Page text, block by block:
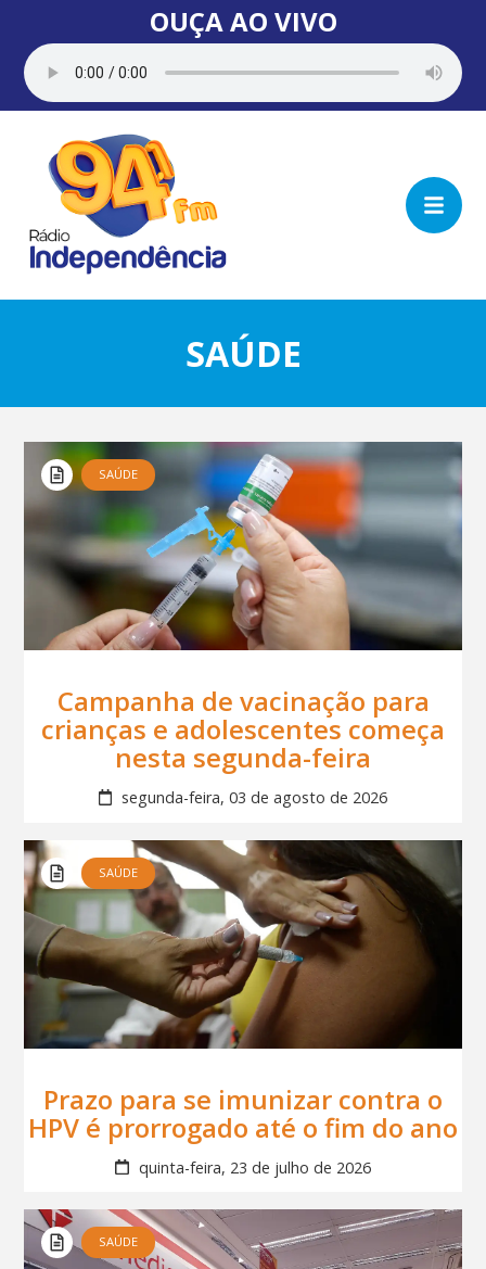
OUÇA AO VIVO
SAÚDE
SAÚDE
Campanha de vacinação para
crianças e adolescentes começa
nesta segunda-feira
segunda-feira, 03 de agosto de 2026
SAÚDE
Prazo para se imunizar contra o
HPV é prorrogado até o fim do ano
quinta-feira, 23 de julho de 2026
SAÚDE